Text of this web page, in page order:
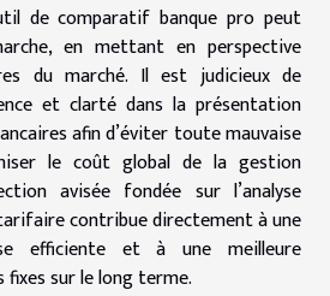
de comparatif banque pro peut
en mettant en perspective
du marché. Il est judicieux de
et clarté dans la présentation
afin d’éviter toute mauvaise
le coût global de la gestion
avisée fondée sur l’analyse
contribue directement à une
efficiente et à une meilleure
sur le long terme.